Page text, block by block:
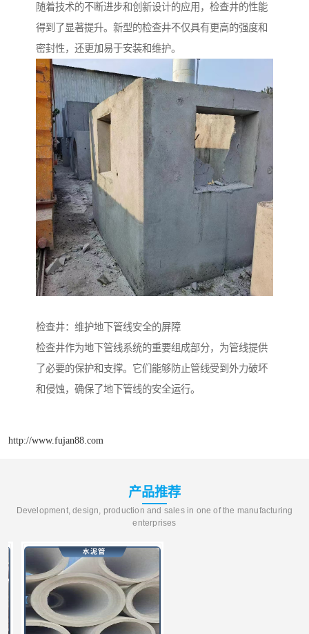
随着技术的不断进步和创新设计的应用，检查井的性能
得到了显著提升。新型的检查井不仅具有更高的强度和
密封性，还更加易于安装和维护。
检查井：维护地下管线安全的屏障
检查井作为地下管线系统的重要组成部分，为管线提供
了必要的保护和支撑。它们能够防止管线受到外力破坏
和侵蚀，确保了地下管线的安全运行。
http://www.fujan88.com
产品推荐
Development, design, production and sales in one of the manufacturing
enterprises